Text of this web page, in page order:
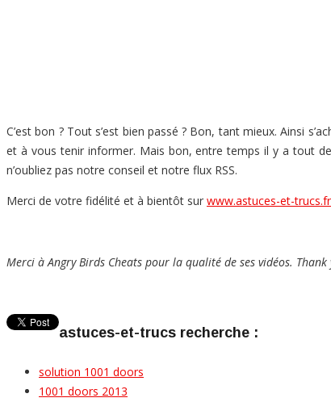
C’est bon ? Tout s’est bien passé ? Bon, tant mieux. Ainsi
et à vous tenir informer. Mais bon, entre temps il y a tout
n’oubliez pas notre conseil et notre flux RSS.
Merci de votre fidélité et à bientôt sur www.astuces-et-trucs.fr
Merci à Angry Birds Cheats pour la qualité de ses vidéos.
astuces-et-trucs recherche :
solution 1001 doors
1001 doors 2013